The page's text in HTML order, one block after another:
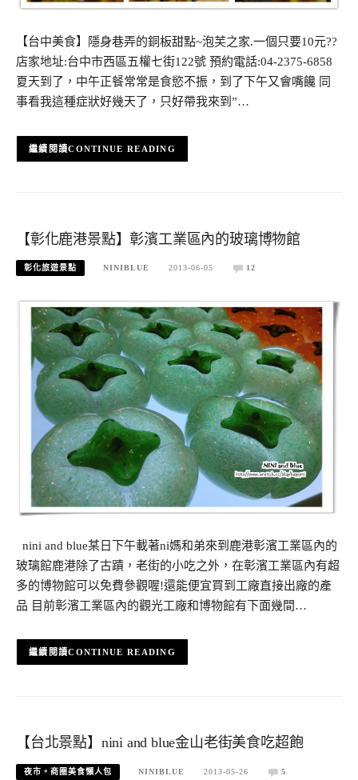
【台中美食】隱身巷弄的銅板甜點~泡芙之家.一個只要10元??
店家地址:台中市西區五權七街122號 預約電話:04-2375-6858
夏天到了，中午正餐常常是食慾不振，到了下午又會嘴饞 同
事看我這種症狀好幾天了，只好帶我來到”…
CONTINUE READING
【彰化鹿港景點】彰濱工業區內的玻璃博物館
彰化旅遊景點 NINIBLUE 2013-06-05 12
nini and blue某日下午載著ni媽和弟來到鹿港彰濱工業區內的
玻璃館鹿港除了古蹟，老街的小吃之外，在彰濱工業區內有超
多的博物館可以免費參觀喔!還能便宜買到工廠直接出廠的產
品 目前彰濱工業區內的觀光工廠和博物館有下面幾間…
CONTINUE READING
【台北景點】nini and blue金山老街美食吃超飽
夜市。商圈美食懶人包 NINIBLUE 2013-05-26 5